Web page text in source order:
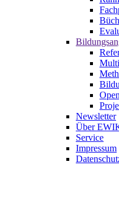
Newsletter
Über
Service
Impressum